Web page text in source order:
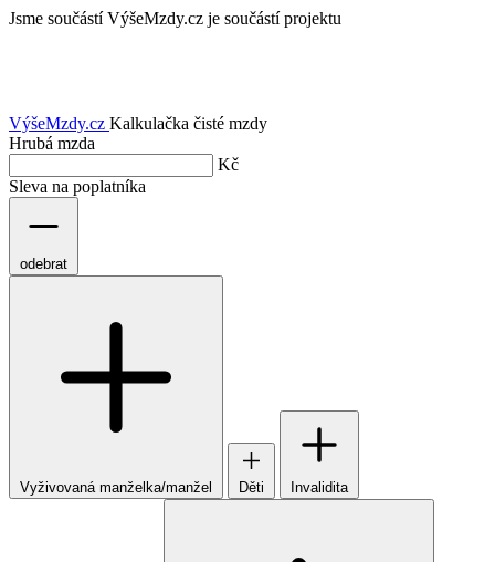
Jsme součástí VýšeMzdy.cz je součástí projektu
VýšeMzdy.cz Kalkulačka čisté mzdy
Hrubá mzda
Kč
Sleva na poplatníka
odebrat
Vyživovaná manželka/manžel Děti Invalidita